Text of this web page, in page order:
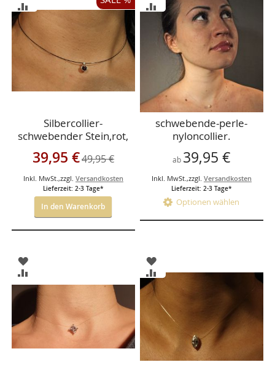
WUNSCHLISTE
ZUR
HINZUFÜGEN
Silbercollier-
schwebender Stein,rot,
an dünnen-
schwarzem-Drahtseil-
Silberfassung-
Sonderangebot
39,95 €49,95 €
Inkl. MwSt. ,zzgl. Versandkosten
Lieferzeit: 2-3 Tage*
In den Warenkorb
WUNSCHLISTE
HINZUFÜGEN
ZUR
VERGLEICHSLISTE
HINZUFÜGEN
schwebende-perle-
nyloncollier.
ab 39,95 €
Inkl. MwSt. ,zzgl. Versandkosten
Lieferzeit: 2-3 Tage*
Optionen wählen
ZUR
WUNSCHLISTE
HINZUFÜGEN
ZUR
VERGLEICHSLISTE
HINZUFÜGEN
ZUR
WUNSCHLISTE
ZUR